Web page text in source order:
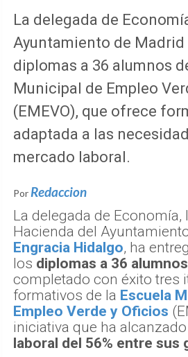
La delegada de
Ayuntamiento de
diplomas a 36 alumnos
Municipal de Empleo
(EMEVO), que ofrece
adaptada a las
mercado laboral.
Por Redaccion
La delegada de Economía,
Hacienda del
Engracia Hidalgo, ha
los diplomas a 36 alumnos
completado con éxito tres
formativos de la Escuela
Empleo Verde y Oficios
iniciativa que ha
laboral del 56% entre sus